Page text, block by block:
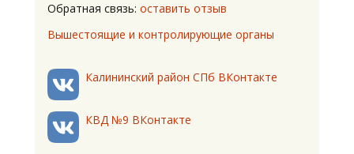
Обратная связь: оставить отзыв
Вышестоящие и контролирующие органы
Калининский район СПб ВКонтакте
КВД №9 ВКонтакте